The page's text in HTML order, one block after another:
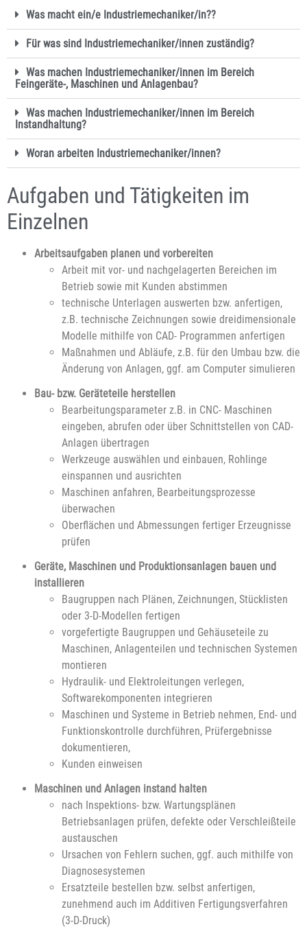
Was macht ein/e Industriemechaniker/in??
Für was sind Industriemechaniker/innen zuständig?
Was machen Industriemechaniker/innen im Bereich
Feingeräte-, Maschinen und Anlagenbau?
Was machen Industriemechaniker/innen im Bereich
Instandhaltung?
Woran arbeiten Industriemechaniker/innen?
Aufgaben und Tätigkeiten im
Einzelnen
Arbeitsaufgaben planen und vorbereiten
Arbeit mit vor- und nachgelagerten Bereichen im
Betrieb sowie mit Kunden abstimmen
technische Unterlagen auswerten bzw. anfertigen,
z.B. technische Zeichnungen sowie dreidimensionale
Modelle mithilfe von CAD- Programmen anfertigen
Maßnahmen und Abläufe, z.B. für den Umbau bzw. die
Änderung von Anlagen, ggf. am Computer simulieren
Bau- bzw. Geräteteile herstellen
Bearbeitungsparameter z.B. in CNC- Maschinen
eingeben, abrufen oder über Schnittstellen von CAD-
Anlagen übertragen
Werkzeuge auswählen und einbauen, Rohlinge
einspannen und ausrichten
Maschinen anfahren, Bearbeitungsprozesse
überwachen
Oberflächen und Abmessungen fertiger Erzeugnisse
prüfen
Geräte, Maschinen und Produktionsanlagen bauen und
installieren
Baugruppen nach Plänen, Zeichnungen, Stücklisten
oder 3-D-Modellen fertigen
vorgefertigte Baugruppen und Gehäuseteile zu
Maschinen, Anlagenteilen und technischen Systemen
montieren
Hydraulik- und Elektroleitungen verlegen,
Softwarekomponenten integrieren
Maschinen und Systeme in Betrieb nehmen, End- und
Funktionskontrolle durchführen, Prüfergebnisse
dokumentieren,
Kunden einweisen
Maschinen und Anlagen instand halten
nach Inspektions- bzw. Wartungsplänen
Betriebsanlagen prüfen, defekte oder Verschleißteile
austauschen
Ursachen von Fehlern suchen, ggf. auch mithilfe von
Diagnosesystemen
Ersatzteile bestellen bzw. selbst anfertigen,
zunehmend auch im Additiven Fertigungsverfahren
(3-D-Druck)